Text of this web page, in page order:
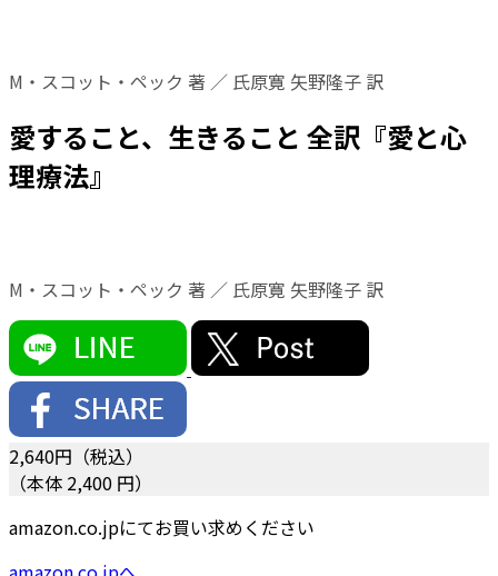
M・スコット・ペック 著 ／ 氏原寛 矢野隆子 訳
愛すること、生きること 全訳『愛と心
理療法』
M・スコット・ペック 著 ／ 氏原寛 矢野隆子 訳
2,640円（税込）
（本体 2,400 円）
amazon.co.jpにてお買い求めください